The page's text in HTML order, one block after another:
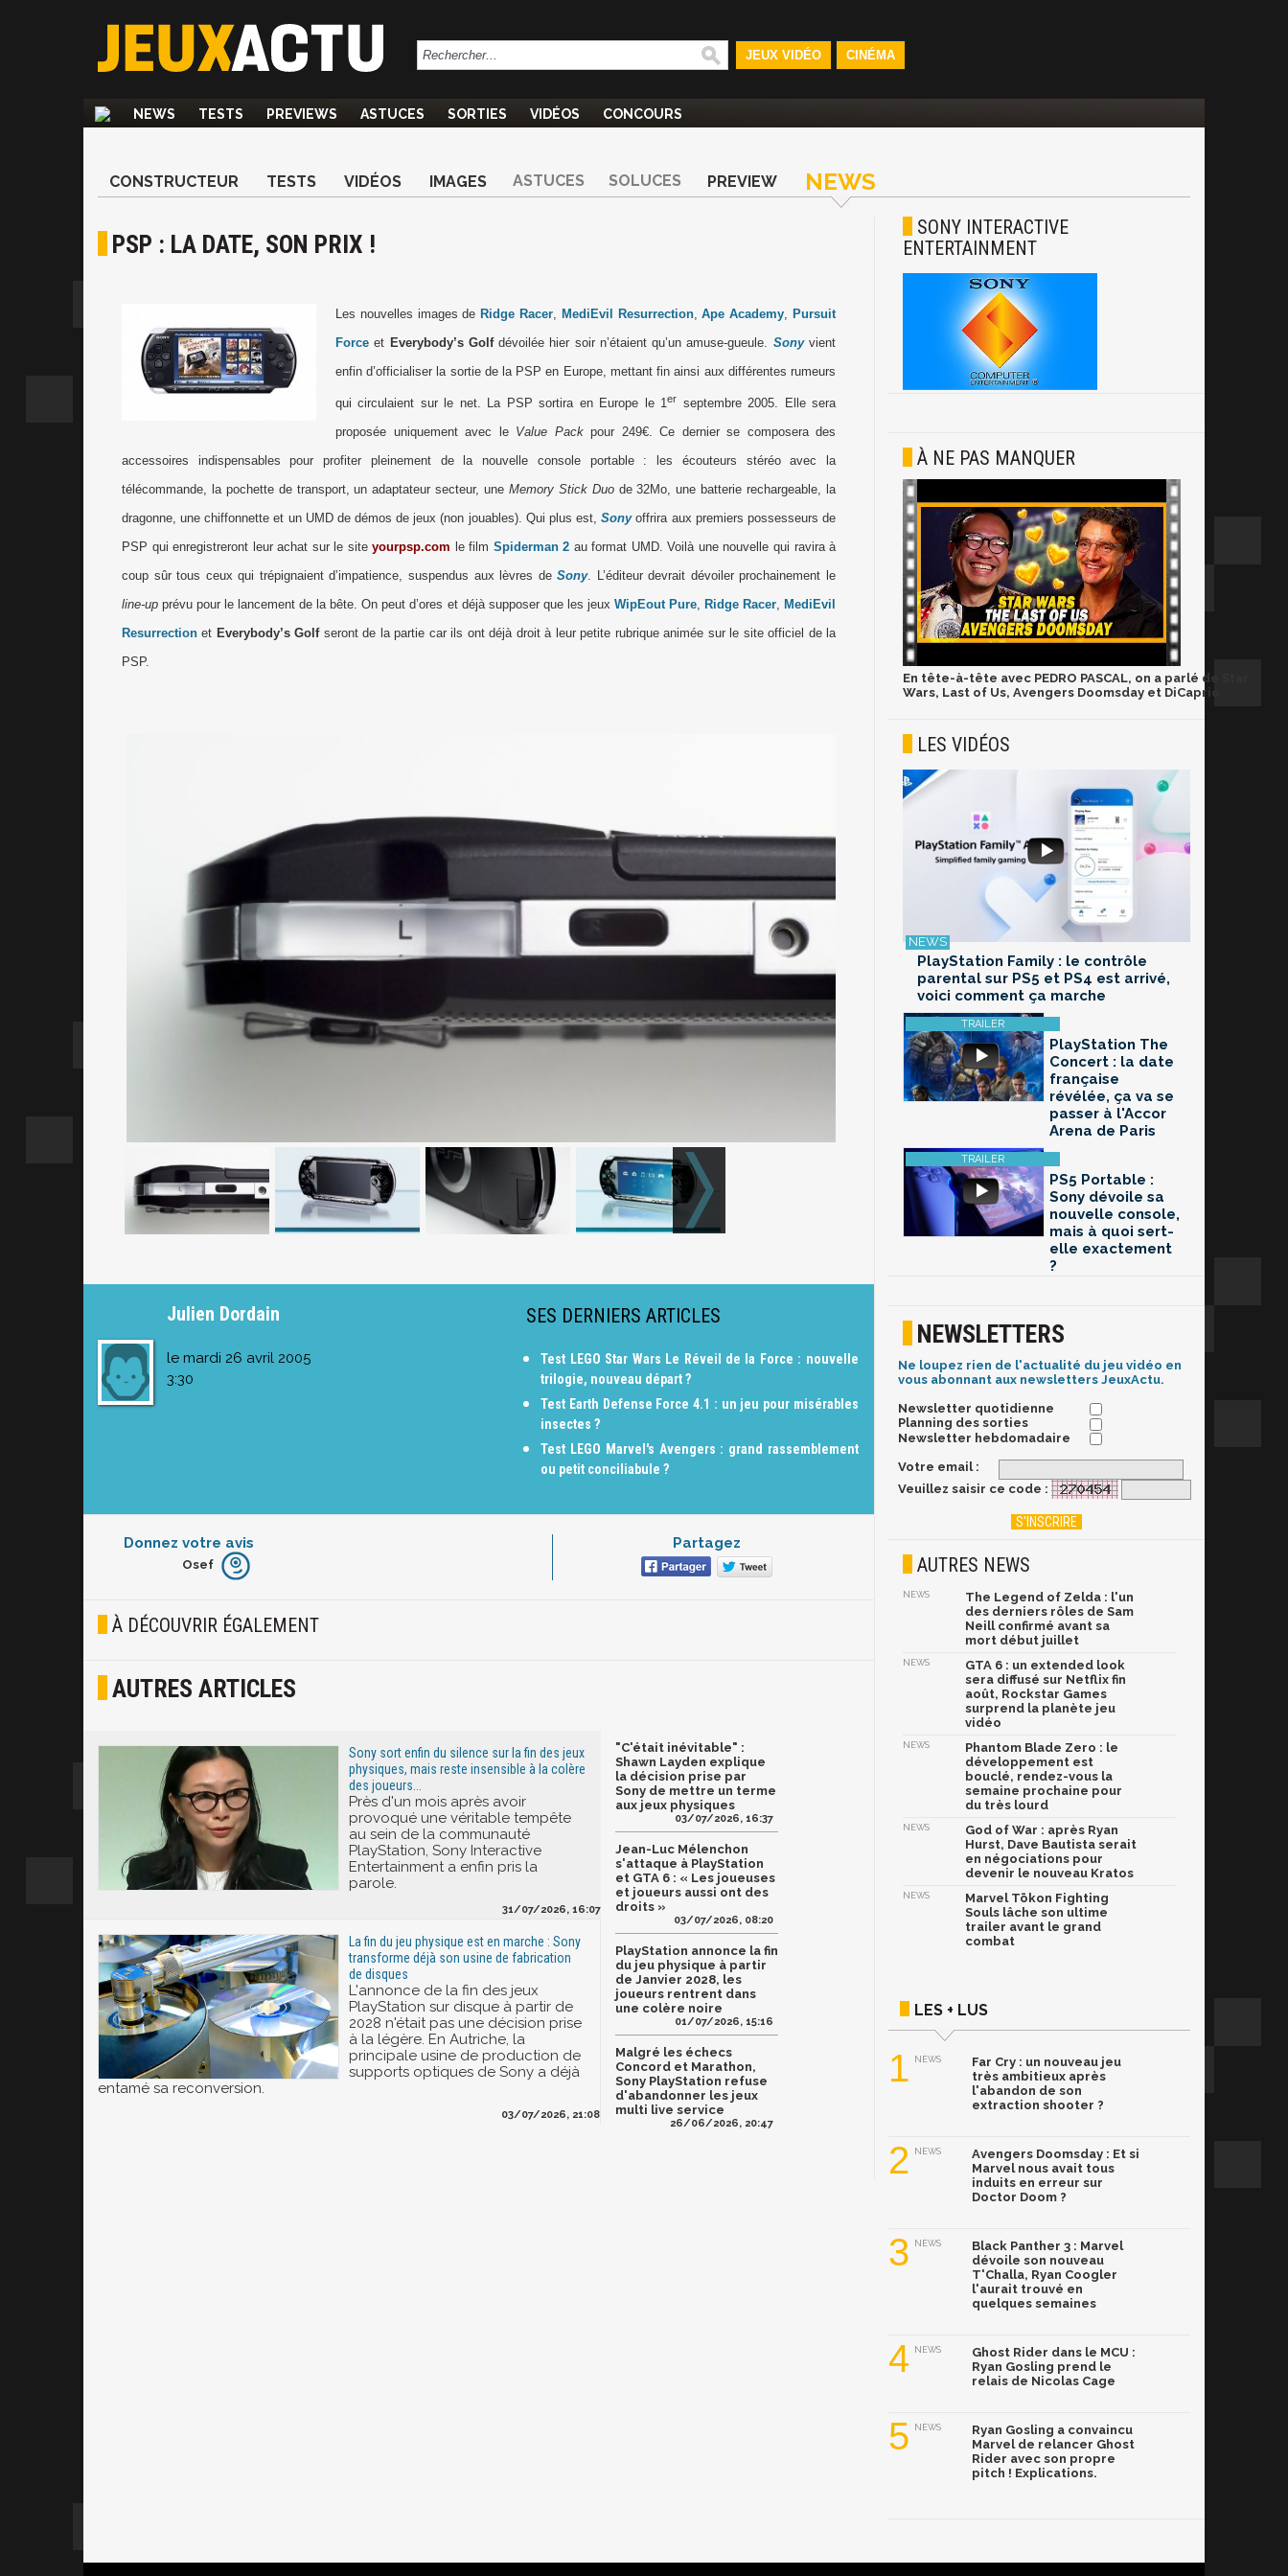
JEUX VIDÉO CINÉMA
NEWS TESTS PREVIEWS ASTUCES SORTIES VIDÉOS CONCOURS
CONSTRUCTEUR TESTS VIDÉOS IMAGES ASTUCES SOLUCES PREVIEW NEWS
PSP : LA DATE, SON PRIX !
Les nouvelles images de Ridge Racer, MediEvil Resurrection,Ape Academy, Pursuit
Force et Everybody’s Golfdévoilée hier soir n’étaient qu’un amuse-gueule. Sonyvient
enfin d’officialiser la sortie de la PSP en Europe, mettant fin ainsi aux différentes rumeurs
qui circulaient sur le net. La PSP sortira en Europe le 1er septembre 2005. Elle sera
proposée uniquement avec le Value Packpour 249€. Ce dernier se composera des
accessoires indispensables pour profiter pleinement de la nouvelle console portable : les écouteurs stéréo avec la
télécommande, la pochette de transport, un adaptateur secteur, une Memory Stick Duode 32Mo, une batterie rechargeable, la
dragonne, une chiffonnette et un UMD de démos de jeux (non jouables). Qui plus est,Sonyoffrira aux premiers possesseurs de
PSP qui enregistreront leur achat sur le siteyourpsp.com le film Spiderman 2 au format UMD. Voilà une nouvelle qui ravira à
coup sûr tous ceux qui trépignaient d’impatience, suspendus aux lèvres deSony. L’éditeur devrait dévoiler prochainement le
line-up prévu pour le lancement de la bête. On peut d’ores et déjà supposer que les jeux WipEout Pure, Ridge Racer, MediEvil
Resurrection et Everybody’s Golf seront de la partie car ils ont déjà droit à leur petite rubrique animée sur le site officiel de la
PSP.
Julien Dordain
le mardi 26 avril 2005
3:30
SES DERNIERS ARTICLES
Test LEGO Star Wars Le Réveil de la Force : nouvelle
trilogie, nouveau départ ?
Test Earth Defense Force 4.1 : un jeu pour misérables
insectes ?
Test LEGO Marvel's Avengers : grand rassemblement
ou petit conciliabule ?
Donnez votre avis
Furieux
Joyeux
Osef
Partagez
À DÉCOUVRIR ÉGALEMENT
AUTRES ARTICLES
Sony sort enfin du silence sur la fin des jeux
physiques, mais reste insensible à la colère
des joueurs...
Près d'un mois après avoir
provoqué une véritable tempête
au sein de la communauté
PlayStation, Sony Interactive
Entertainment a enfin pris la
parole.
31/07/2026, 16:07
La fin du jeu physique est en marche : Sony
transforme déjà son usine de fabrication
de disques
L'annonce de la fin des jeux
PlayStation sur disque à partir de
2028 n'était pas une décision prise
à la légère. En Autriche, la
principale usine de production de
supports optiques de Sony a déjà
entamé sa reconversion.
03/07/2026, 21:08
"C'était inévitable" :
Shawn Layden explique
la décision prise par
Sony de mettre un terme
aux jeux physiques
03/07/2026, 16:37
Jean-Luc Mélenchon
s'attaque à PlayStation
et GTA 6 : « Les joueuses
et joueurs aussi ont des
droits »
03/07/2026, 08:20
PlayStation annonce la fin
du jeu physique à partir
de Janvier 2028, les
joueurs rentrent dans
une colère noire
01/07/2026, 15:16
Malgré les échecs
Concord et Marathon,
Sony PlayStation refuse
d'abandonner les jeux
multi live service
26/06/2026, 20:47
SONY INTERACTIVE
ENTERTAINMENT
À NE PAS MANQUER
En tête-à-tête avec PEDRO PASCAL, on a parlé de Star
Wars, Last of Us, Avengers Doomsday et DiCaprio
LES VIDÉOS
PlayStation Family : le contrôle
parental sur PS5 et PS4 est arrivé,
voici comment ça marche
PlayStation The
Concert : la date
française
révélée, ça va se
passer à l'Accor
Arena de Paris
PS5 Portable :
Sony dévoile sa
nouvelle console,
mais à quoi sert-
elle exactement
?
NEWSLETTERS
Ne loupez rien de l'actualité du jeu vidéo en
vous abonnant aux newsletters JeuxActu.
Newsletter quotidienne
Planning des sorties
Newsletter hebdomadaire
Votre email :
Veuillez saisir ce code :
AUTRES NEWS
NEWS
The Legend of Zelda : l'un
des derniers rôles de Sam
Neill confirmé avant sa
mort début juillet
NEWS
GTA 6 : un extended look
sera diffusé sur Netflix fin
août, Rockstar Games
surprend la planète jeu
vidéo
NEWS
Phantom Blade Zero : le
développement est
bouclé, rendez-vous la
semaine prochaine pour
du très lourd
NEWS
God of War : après Ryan
Hurst, Dave Bautista serait
en négociations pour
devenir le nouveau Kratos
NEWS
Marvel Tōkon Fighting
Souls lâche son ultime
trailer avant le grand
combat
LES + LUS
1 NEWS
Far Cry : un nouveau jeu
très ambitieux après
l'abandon de son
extraction shooter ?
2 NEWS
Avengers Doomsday : Et si
Marvel nous avait tous
induits en erreur sur
Doctor Doom ?
3 NEWS
Black Panther 3 : Marvel
dévoile son nouveau
T'Challa, Ryan Coogler
l'aurait trouvé en
quelques semaines
4 NEWS
Ghost Rider dans le MCU :
Ryan Gosling prend le
relais de Nicolas Cage
5 NEWS
Ryan Gosling a convaincu
Marvel de relancer Ghost
Rider avec son propre
pitch ! Explications.